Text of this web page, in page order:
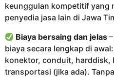
keunggulan kompetitif yang
penyedia jasa lain di Jawa
Biaya bersaing dan jelas
biaya secara lengkap di
konektor, conduit, harddisk,
transportasi (jika ada).